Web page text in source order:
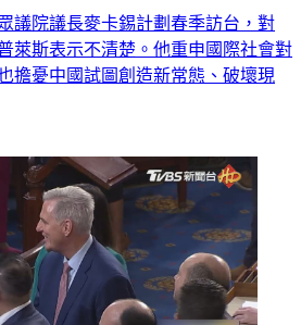
議院議長麥卡錫計劃春季訪台，對
萊斯表示不清楚。他重申國際社會對
擔憂中國試圖創造新常態、破壞現